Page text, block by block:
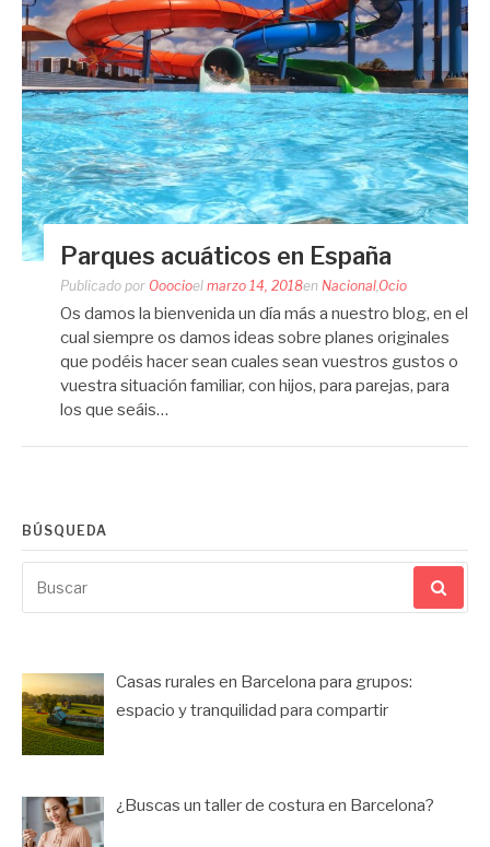
Parques acuáticos en España
Publicado por Ooocioel marzo 14, 2018en Nacional Ocio
Os damos la bienvenida un día más a nuestro blog, en el
cual siempre os damos ideas sobre planes originales
que podéis hacer sean cuales sean vuestros gustos o
vuestra situación familiar, con hijos, para parejas, para
los que seáis…
BÚSQUEDA
por:
Casas rurales en Barcelona para grupos:
espacio y tranquilidad para compartir
¿Buscas un taller de costura en Barcelona?